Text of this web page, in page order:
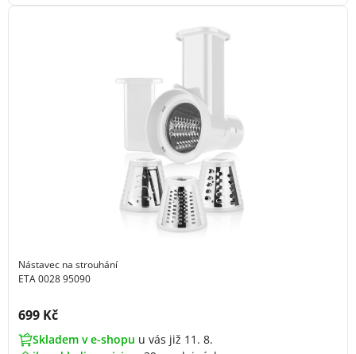
Nástavec na strouhání
ETA 0028 95090
Cena s DPH:
699 Kč
Skladem v e-shopu u vás již 11. 8.